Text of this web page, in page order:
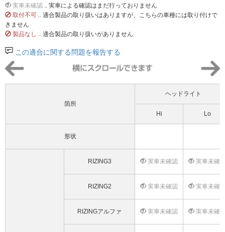
実車未確認 .. 実車による確認はまだ行っておりません
取付不可 .. 適合製品の取り扱いはありますが、こちらの車種には取り付けで
きません
製品なし .. 適合製品の取り扱いがありません
この適合に関する問題を報告する
箇所
ヘッドライト
Hi Lo
形状
RIZING3 実車未確認 実車未確
RIZING2 実車未確認 実車未確
RIZINGアルファ 実車未確認 実車未確